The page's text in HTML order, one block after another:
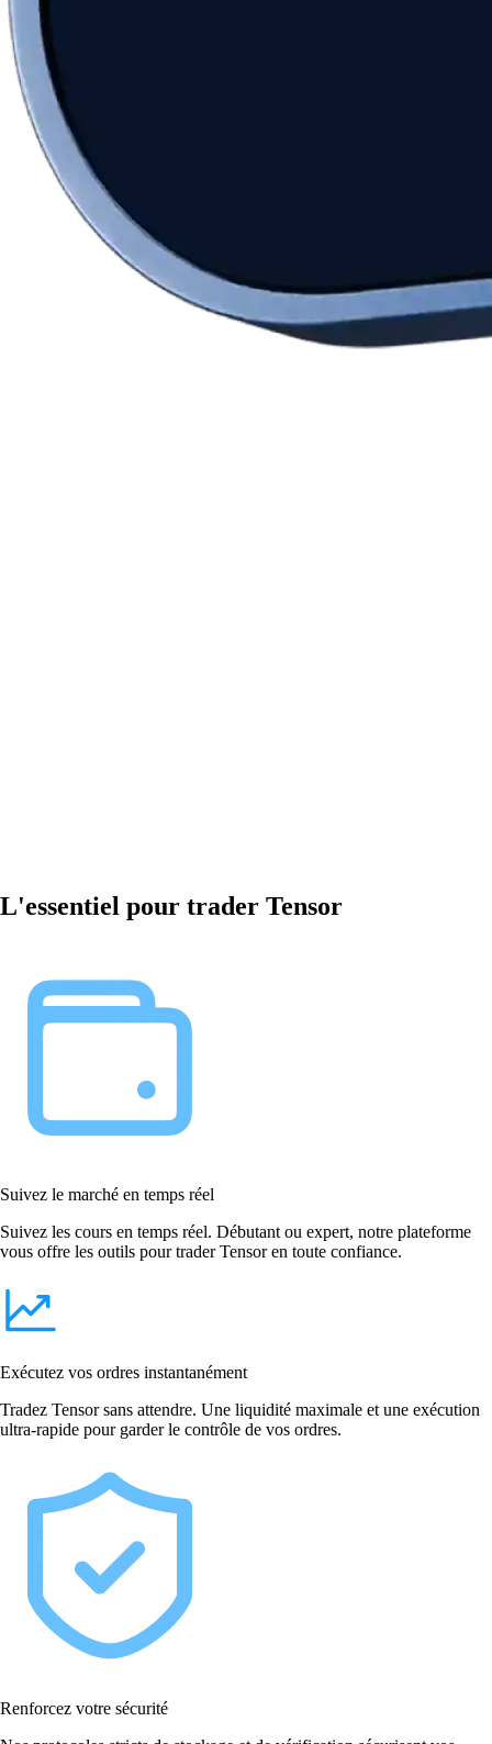
L'essentiel pour trader Tensor
Suivez le marché en temps réel
Suivez les cours en temps réel. Débutant ou expert, notre plateforme
vous offre les outils pour trader Tensor en toute confiance.
Exécutez vos ordres instantanément
Tradez Tensor sans attendre. Une liquidité maximale et une exécution
ultra-rapide pour garder le contrôle de vos ordres.
Renforcez votre sécurité